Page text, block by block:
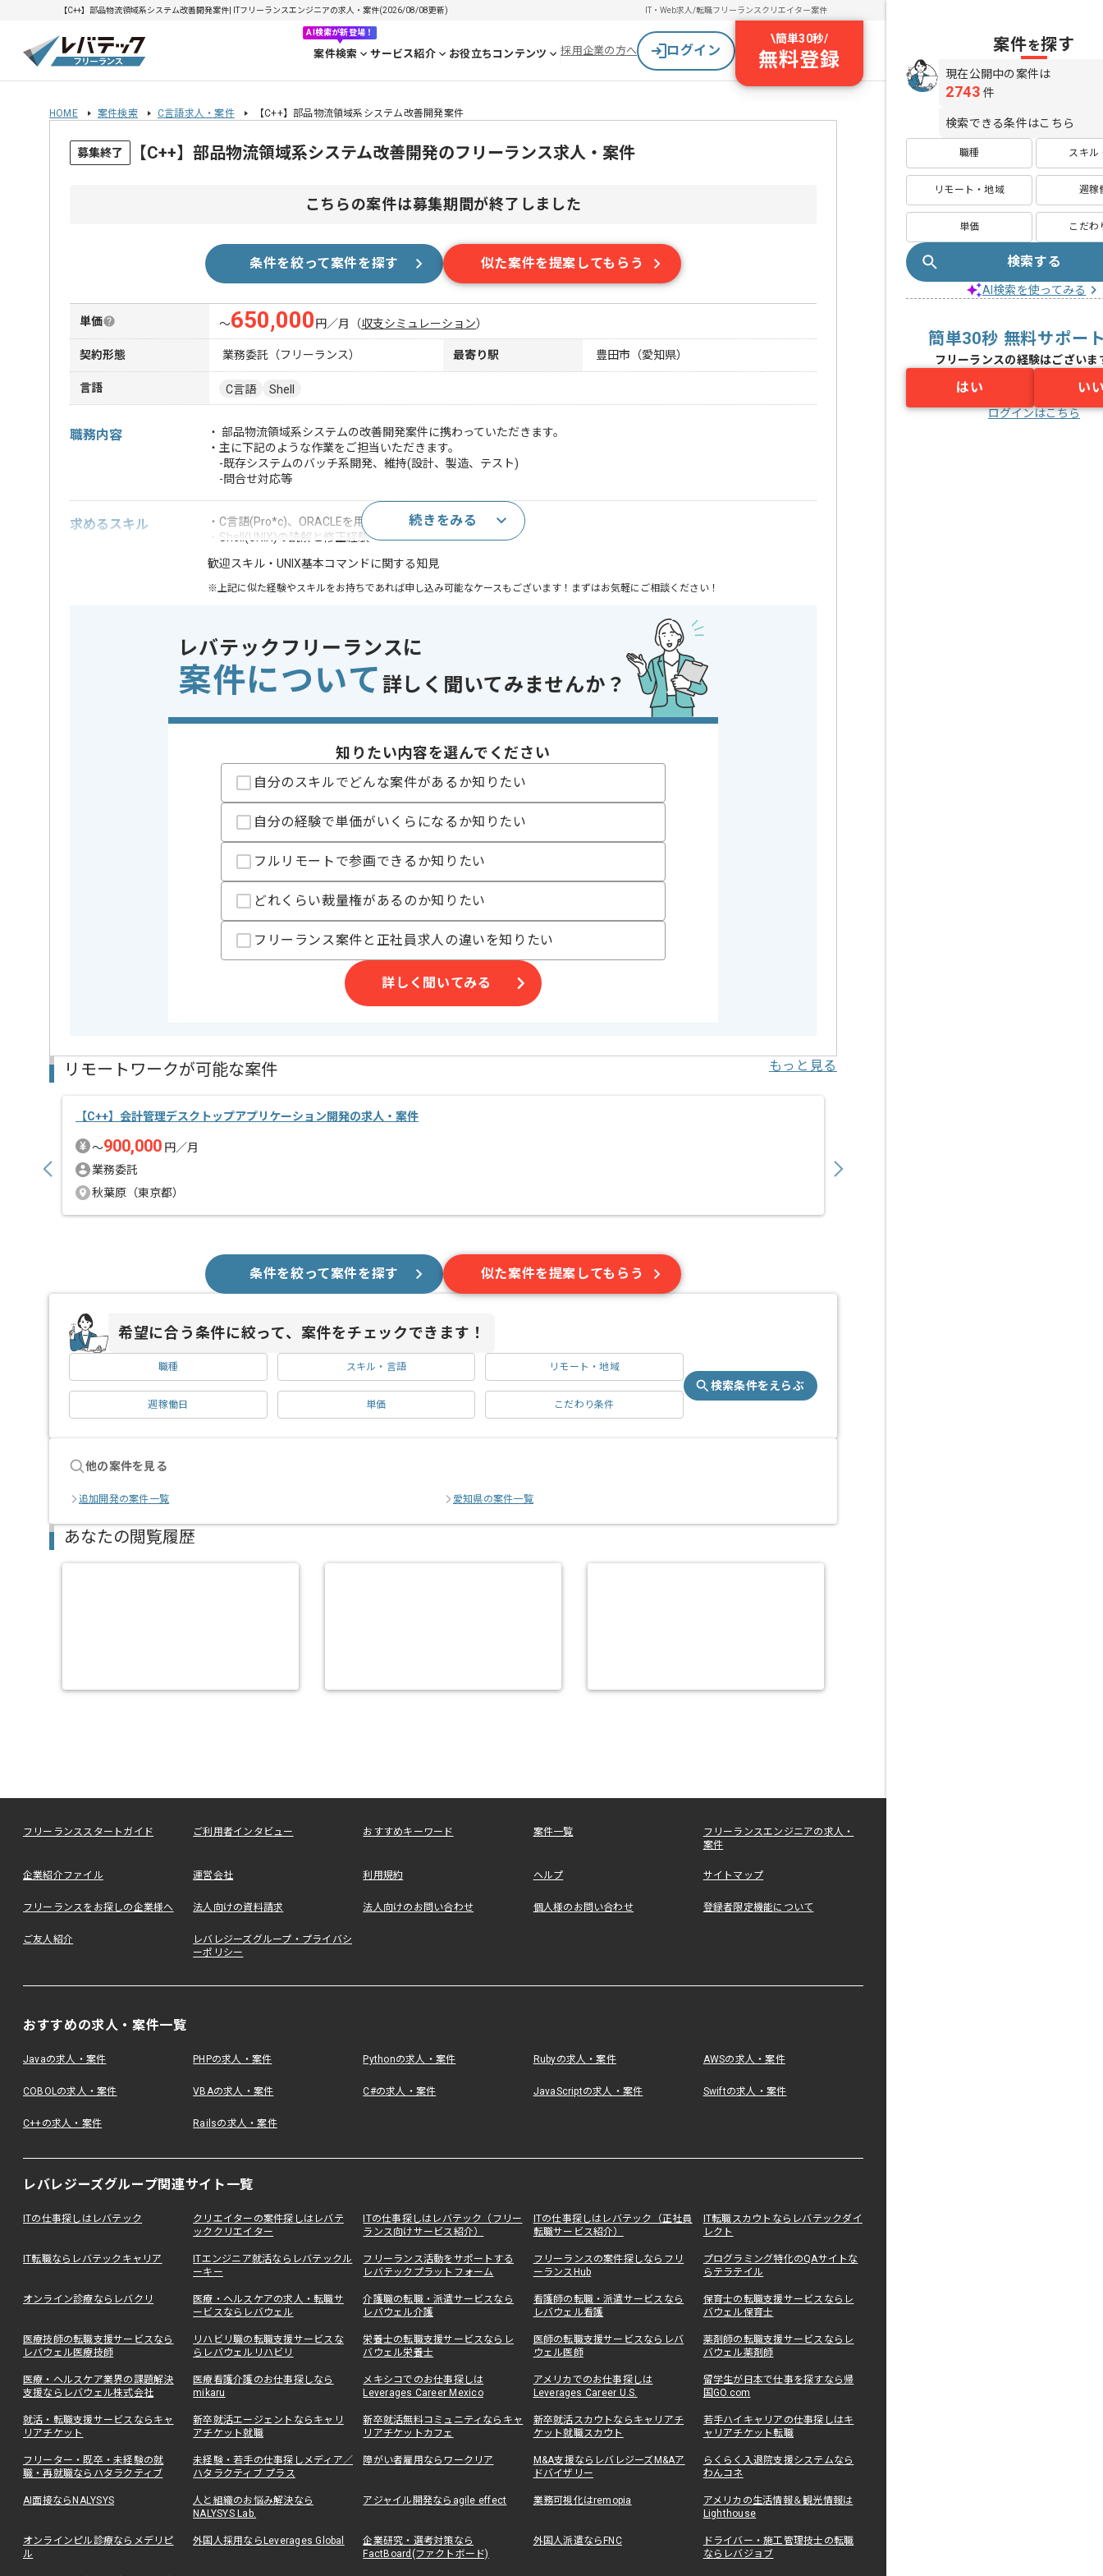
【C++】部品物流領域系システム改善開発案件| ITフリーランスエンジニアの求人・案件(2026/08/08更新) IT・Web求人/転職フリーランスクリエイター案件
AI検索が新登場！
案件検索 サービス紹介 お役立ちコンテンツ 採用企業の方へ ログイン
\簡単30秒/
無料登録
HOME 案件検索 C言語求人・案件 【C++】部品物流領域系システム改善開発案件
募集終了 【C++】部品物流領域系システム改善開発のフリーランス求人・案件
こちらの案件は募集期間が終了しました
条件を絞って案件を探す 似た案件を提案してもらう
単価 〜650,000 円／月 （収支シミュレーション）
契約形態 業務委託（フリーランス） 最寄り駅 豊田市（愛知県）
言語 C言語 Shell
職務内容
・ 部品物流領域系システムの改善開発案件に携わっていただきます。
・主に下記のような作業をご担当いただきます。
-既存システムのバッチ系開発、維持(設計、製造、テスト)
-問合せ対応等
求めるスキル
・C言語(Pro*c)、ORACLEを用いた開発、維持経験2年以上
・Shell(UNIX)の読解と修正経験
歓迎スキル ・UNIX基本コマンドに関する知見
※上記に似た経験やスキルをお持ちであれば申し込み可能なケースもございます！まずはお気軽にご相談ください！
OS
Unix
この案件のポイント 業務内容
追加開発
特徴
長期プロジェクト
精算基準時間
140時間〜180時間
支払いサイト
15日
本企業様は東海エリアを中心に多数の案件を保有しており、別案件へのスライドを通じた長期的なご参画等も可能でございます。
週5日常駐での作業を想定しております。
レバテックからの参画実績が豊富な企業様の案件ですので、安心してご参画いただけます。
続きをみる
レバテックフリーランスに
案件について 詳しく聞いてみませんか？
知りたい内容を選んでください
自分のスキルでどんな案件があるか知りたい
自分の経験で単価がいくらになるか知りたい
フルリモートで参画できるか知りたい
どれくらい裁量権があるのか知りたい
フリーランス案件と正社員求人の違いを知りたい
詳しく聞いてみる
リモートワークが可能な案件 もっと見る
【C++】会計管理デスクトップアプリケーション開発の求人・案件
〜900,000 円／月
業務委託
秋葉原（東京都）
条件を絞って案件を探す 似た案件を提案してもらう
希望に合う条件に絞って、案件をチェックできます！
職種 スキル・言語 リモート・地域
週稼働日 単価 こだわり条件
検索条件をえらぶ
他の案件を見る
追加開発の案件一覧 愛知県の案件一覧
あなたの閲覧履歴
フリーランススタートガイド ご利用者インタビュー おすすめキーワード 案件一覧
フリーランスエンジニアの求人・
案件
企業紹介ファイル 運営会社 利用規約 ヘルプ サイトマップ
フリーランスをお探しの企業様へ 法人向けの資料請求 法人向けのお問い合わせ 個人様のお問い合わせ 登録者限定機能について
ご友人紹介
レバレジーズグループ・プライバシ
ーポリシー
おすすめの求人・案件一覧
Javaの求人・案件 PHPの求人・案件 Pythonの求人・案件 Rubyの求人・案件 AWSの求人・案件
COBOLの求人・案件 VBAの求人・案件 C#の求人・案件 JavaScriptの求人・案件 Swiftの求人・案件
C++の求人・案件 Railsの求人・案件
レバレジーズグループ関連サイト一覧
ITの仕事探しはレバテック
クリエイターの案件探しはレバテ
ッククリエイター
ITの仕事探しはレバテック（フリー
ランス向けサービス紹介）
ITの仕事探しはレバテック（正社員
転職サービス紹介）
IT転職スカウトならレバテックダイ
レクト
IT転職ならレバテックキャリア
ITエンジニア就活ならレバテックル
ーキー
フリーランス活動をサポートする
レバテックプラットフォーム
フリーランスの案件探しならフリ
ーランスHub
プログラミング特化のQAサイトな
らテラテイル
オンライン診療ならレバクリ
医療・ヘルスケアの求人・転職サ
ービスならレバウェル
介護職の転職・派遣サービスなら
レバウェル介護
看護師の転職・派遣サービスなら
レバウェル看護
保育士の転職支援サービスならレ
バウェル保育士
医療技師の転職支援サービスなら
レバウェル医療技師
リハビリ職の転職支援サービスな
らレバウェルリハビリ
栄養士の転職支援サービスならレ
バウェル栄養士
医師の転職支援サービスならレバ
ウェル医師
薬剤師の転職支援サービスならレ
バウェル薬剤師
医療・ヘルスケア業界の課題解決
支援ならレバウェル株式会社
医療看護介護のお仕事探しなら
mikaru
メキシコでのお仕事探しは
Leverages Career Mexico
アメリカでのお仕事探しは
Leverages Career U.S.
留学生が日本で仕事を探すなら帰
国GO.com
就活・転職支援サービスならキャ
リアチケット
新卒就活エージェントならキャリ
アチケット就職
新卒就活無料コミュニティならキャ
リアチケットカフェ
新卒就活スカウトならキャリアチ
ケット就職スカウト
若手ハイキャリアの仕事探しはキ
ャリアチケット転職
フリーター・既卒・未経験の就
職・再就職ならハタラクティブ
未経験・若手の仕事探しメディア／
ハタラクティブ プラス
障がい者雇用ならワークリア
M&A支援ならレバレジーズM&Aア
ドバイザリー
らくらく入退院支援システムなら
わんコネ
AI面接ならNALYSYS
人と組織のお悩み解決なら
NALYSYS Lab.
アジャイル開発ならagile effect 業務可視化はremopia
アメリカの生活情報＆観光情報は
Lighthouse
オンラインピル診療ならメデリピ
ル
外国人採用ならLeverages Global
企業研究・選考対策なら
FactBoard(ファクトボード)
外国人派遣ならFNC
ドライバー・施工管理技士の転職
ならレバジョブ
案件を探す
現在公開中の案件は
2743 件
検索できる条件はこちら
職種 スキル
リモート・地域 週稼
単価 こだわ
検索する
AI検索を使ってみる
簡単30秒 無料サポー
フリーランスの経験はございま
はい い
ログインはこちら